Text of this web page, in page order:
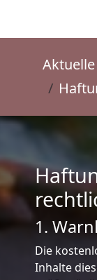
Aktuelle
1.
Die
Inhalte